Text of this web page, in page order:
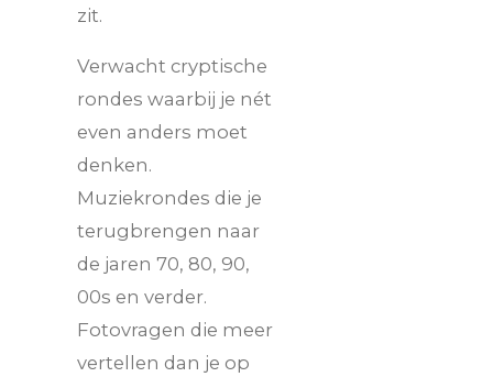
zit.
Verwacht cryptische
rondes waarbij je nét
even anders moet
denken.
Muziekrondes die je
terugbrengen naar
de jaren 70, 80, 90,
00s en verder.
Fotovragen die meer
vertellen dan je op